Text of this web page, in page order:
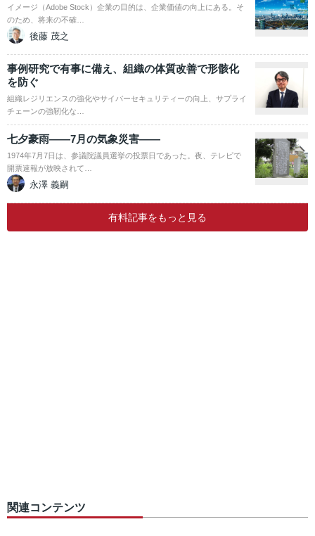
イメージ（Adobe Stock）企業の目的は、企業価値の向上にある。そ
のため、将来の不確…
後藤 茂之
事例研究で有事に備え、組織の体質改善で形骸化
を防ぐ
組織レジリエンスの強化やサイバーセキュリティーの向上、サプライ
チェーンの強靭化な…
七夕豪雨――7月の気象災害――
1974年7月7日は、参議院議員選挙の投票日であった。夜、テレビで
開票速報が放映されて…
永澤 義嗣
有料記事をもっと見る
関連コンテンツ